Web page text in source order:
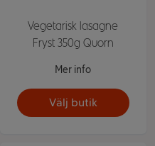
Vegetarisk lasagne
Fryst 350g Quorn
Mer info
Välj butik